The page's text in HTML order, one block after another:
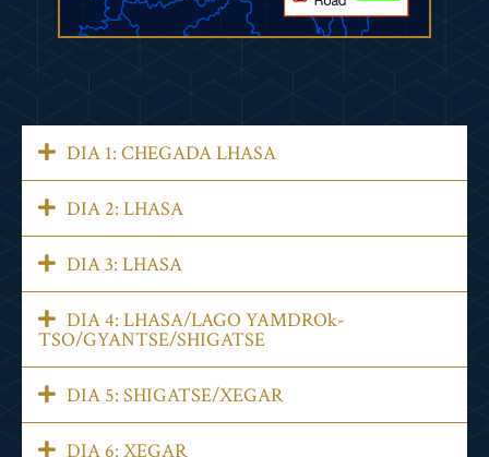
DIA 1: CHEGADA LHASA
DIA 2: LHASA
DIA 3: LHASA
DIA 4: LHASA/LAGO YAMDROk-
TSO/GYANTSE/SHIGATSE
DIA 5: SHIGATSE/XEGAR
DIA 6: XEGAR